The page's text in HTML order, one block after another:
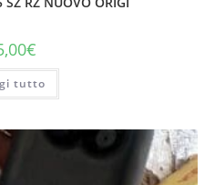
€
tutto